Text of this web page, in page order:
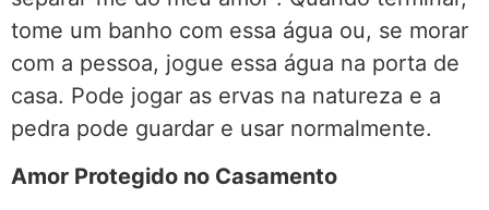
tome um banho com essa água ou, se morar
com a pessoa, jogue essa água na porta de
casa. Pode jogar as ervas na natureza e a
pedra pode guardar e usar normalmente.
Amor Protegido no Casamento